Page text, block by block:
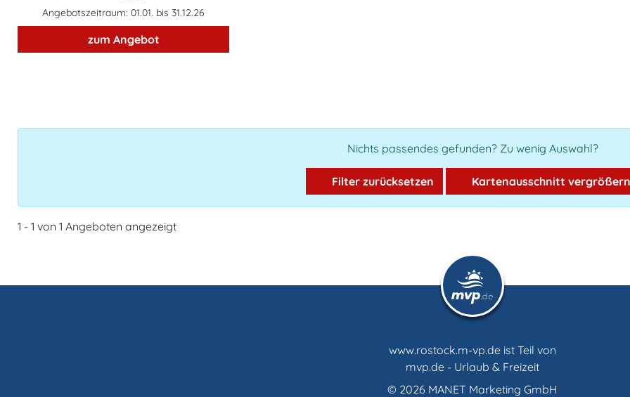
Angebotszeitraum: 01.01. bis 31.12.26
zum Angebot
Nichts passendes gefunden? Zu wenig Auswahl?
Filter zurücksetzen Kartenausschnitt vergrößern
1 - 1 von 1 Angeboten angezeigt
www.rostock.m-vp.de ist Teil von
mvp.de - Urlaub & Freizeit
© 2026 MANET Marketing GmbH